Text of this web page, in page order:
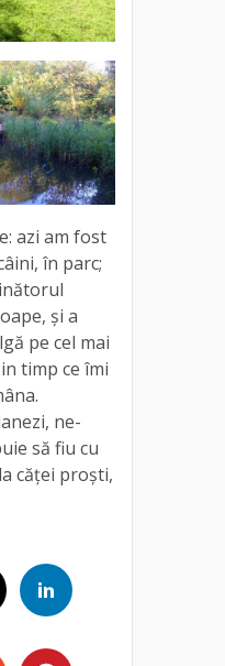
azi am fost
în parc;
și a
pe cel mai
timp ce îmi
ne-
să fiu cu
căței proști,